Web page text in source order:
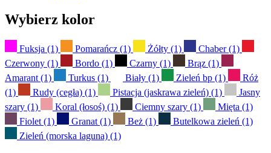
Wybierz kolor
Fuksja (1) Pomarańcz (1) Żółty (1) Chaber (1)
Czerwony (1) Bordo (1) Czarny (1) Brąz (1)
Amarant (1) Turkus (1) Biały (1) Zieleń bp (1)
Róż
(1)
Rudy (cegła) (1) Pistacja (jaskrawa zieleń) (1)
Jasny
szary (1) Koral (łosoś) (1) Ciemny szary (1) Mięta (1)
Fiolet (1) Granat (1) Beż (1) Butelkowa zieleń (1)
Zieleń (morska laguna) (1)